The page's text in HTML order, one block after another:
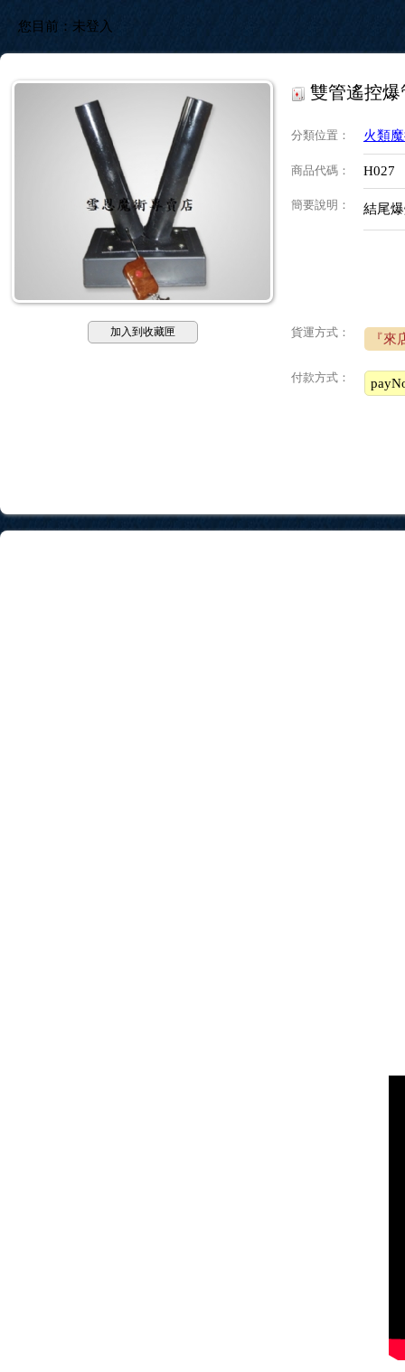
您目前： 未登入
加入到收藏匣
雙管遙控爆
分類位置 ： 火類
商品代碼 ： H027
簡要說明 ： 結尾
貨運方式： 『來
付款方式：